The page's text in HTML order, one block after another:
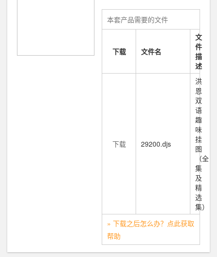
本套产品需要的文件
下载 文件名
文
件
描
述
下载 29200.djs
洪
恩
双
语
趣
味
挂
图
（全
集
及
精
选
集）
» 下载之后怎么办？点此获取
帮助